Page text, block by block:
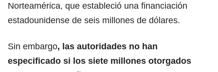
Norteamérica, que estableció una financiación
estadounidense de seis millones de dólares.
Sin embargo, las autoridades no han
especificado si los siete millones otorgados